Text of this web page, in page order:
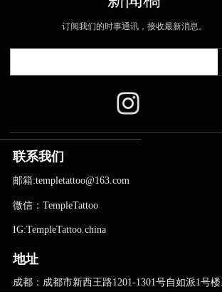
订阅我们的时事通讯，接收最新消息。
联系我们
邮箱:templetattoo@163.com
微信：TempleTattoo
IG:TempleTattoo.china
地址
成都：成都市新西王路1201-1301号自如派1号楼